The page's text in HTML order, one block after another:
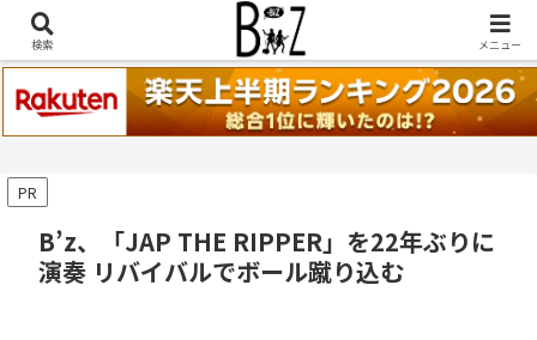
稲葉浩志『en-Zepp』『enⅣ』セトリ一覧はこちら
PR
B’z、「JAP THE RIPPER」を22年ぶりに
演奏 リバイバルでボール蹴り込む
検索 メニュー